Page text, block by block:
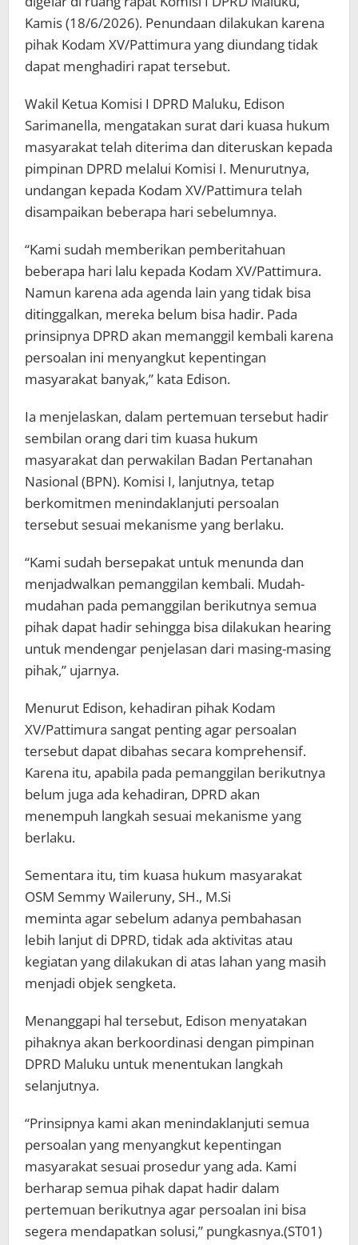
Kamis (18/6/2026). Penundaan dilakukan karena
pihak Kodam XV/Pattimura yang diundang tidak
dapat menghadiri rapat tersebut.
Wakil Ketua Komisi I DPRD Maluku, Edison
Sarimanella, mengatakan surat dari kuasa hukum
masyarakat telah diterima dan diteruskan kepada
pimpinan DPRD melalui Komisi I. Menurutnya,
undangan kepada Kodam XV/Pattimura telah
disampaikan beberapa hari sebelumnya.
“Kami sudah memberikan pemberitahuan
beberapa hari lalu kepada Kodam XV/Pattimura.
Namun karena ada agenda lain yang tidak bisa
ditinggalkan, mereka belum bisa hadir. Pada
prinsipnya DPRD akan memanggil kembali karena
persoalan ini menyangkut kepentingan
masyarakat banyak,” kata Edison.
Ia menjelaskan, dalam pertemuan tersebut hadir
sembilan orang dari tim kuasa hukum
masyarakat dan perwakilan Badan Pertanahan
Nasional (BPN). Komisi I, lanjutnya, tetap
berkomitmen menindaklanjuti persoalan
tersebut sesuai mekanisme yang berlaku.
“Kami sudah bersepakat untuk menunda dan
menjadwalkan pemanggilan kembali. Mudah-
mudahan pada pemanggilan berikutnya semua
pihak dapat hadir sehingga bisa dilakukan hearing
untuk mendengar penjelasan dari masing-masing
pihak,” ujarnya.
Menurut Edison, kehadiran pihak Kodam
XV/Pattimura sangat penting agar persoalan
tersebut dapat dibahas secara komprehensif.
Karena itu, apabila pada pemanggilan berikutnya
belum juga ada kehadiran, DPRD akan
menempuh langkah sesuai mekanisme yang
berlaku.
Sementara itu, tim kuasa hukum masyarakat
OSM Semmy Waileruny, SH., M.Si
meminta agar sebelum adanya pembahasan
lebih lanjut di DPRD, tidak ada aktivitas atau
kegiatan yang dilakukan di atas lahan yang masih
menjadi objek sengketa.
Menanggapi hal tersebut, Edison menyatakan
pihaknya akan berkoordinasi dengan pimpinan
DPRD Maluku untuk menentukan langkah
selanjutnya.
“Prinsipnya kami akan menindaklanjuti semua
persoalan yang menyangkut kepentingan
masyarakat sesuai prosedur yang ada. Kami
berharap semua pihak dapat hadir dalam
pertemuan berikutnya agar persoalan ini bisa
segera mendapatkan solusi,” pungkasnya.(ST01)